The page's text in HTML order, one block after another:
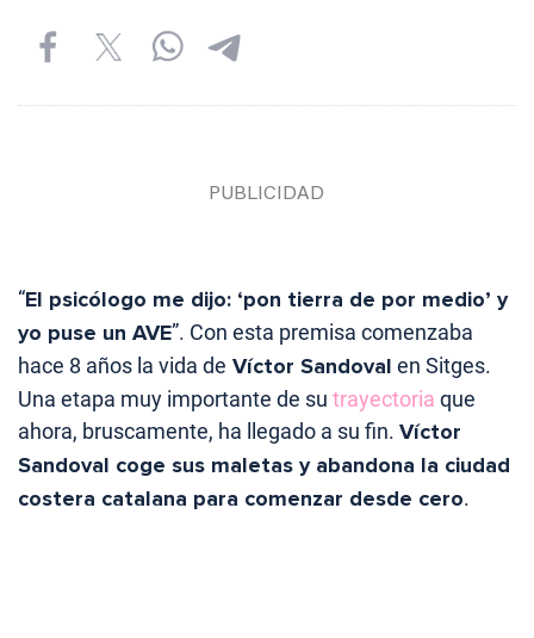
“El psicólogo me dijo: ‘pon tierra de por medio’ y
yo puse un AVE”. Con esta premisa comenzaba
hace 8 años la vida de Víctor Sandoval en Sitges.
Una etapa muy importante de su trayectoria que
ahora, bruscamente, ha llegado a su fin. Víctor
Sandoval coge sus maletas y abandona la ciudad
costera catalana para comenzar desde cero.